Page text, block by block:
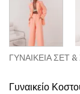
ΓΥΝΑΙΚΕΊΑ ΣΕΤ
Γυναικείο